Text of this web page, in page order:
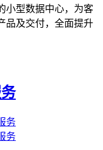
小型数据中心，为客
品及交付，全面提升
务
务